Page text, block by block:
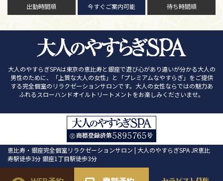
出勤時間順 今すぐご案内可能 待ち時間順
大人のやすらぎSPAは東京の恵比寿と銀座で遊び心があり違いが分かる大人の
男性のために、「上質な大人の女性」と「プレミアムなやすらぎ」をご提供
する完全個室のリラクゼーションサロンです。大人の女性ならではの魅力あ
ふれるスローハンドオイルトリートメントをお楽しみくださいませ。
恵比寿・銀座完全個室リラクゼーションサロン | 大人のやすらぎSPA JR恵比
寿駅徒歩3分 銀座1丁目駅徒歩3分